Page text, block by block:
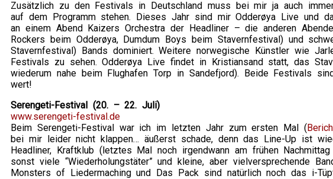
Zusätzlich zu den Festivals in Deutschland muss bei mir ja auch
auf dem Programm stehen. Dieses Jahr sind mir Odderøya Live und
an einem Abend Kaizers Orchestra der Headliner – die anderen
Rockers beim Odderøya, Dumdum Boys beim Stavernfestival) und
Stavernfestival) Bands dominiert. Weitere norwegische Künstler wie
Festivals zu sehen. Odderøya Live findet in Kristiansand statt, das
wiederum nahe beim Flughafen Torp in Sandefjord). Beide Festivals
wert!
Serengeti-Festival (20. – 22. Juli)
www.serengeti-festival.de
Beim Serengeti-Festival war ich im letzten Jahr zum ersten Mal (
bei mir leider nicht klappen… äußerst schade, denn das Line-Up ist
Headliner, Kraftklub (letztes Mal noch irgendwann am frühen
sonst viele “Wiederholungstäter” und kleine, aber vielversprechende
Monsters of Liedermaching und Das Pack sind natürlich noch das i-